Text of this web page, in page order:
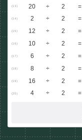
(13) 20 ÷ 2 =
(14) 2 ÷ 2 =
(15) 12 ÷ 2 =
(16) 10 ÷ 2 =
(17) 6 ÷ 2 =
(18) 8 ÷ 2 =
(19) 16 ÷ 2 =
(20) 4 ÷ 2 =